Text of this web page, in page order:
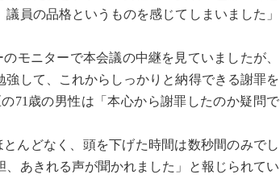
員の品格というものを感じてしまいました」
モニターで本会議の中継を見ていましたが、
して、これからしっかりと納得できる謝罪を
71歳の男性は「本心から謝罪したのか疑問で
んどなく、頭を下げた時間は数秒間のみでし
あきれる声が聞かれました」と報じられてい